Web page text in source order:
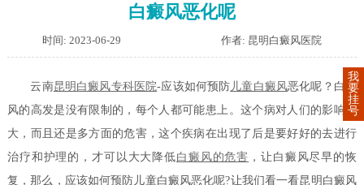
白癜风恶化呢
时间: 2023-06-29 作者: 昆明白癜风医院
云南昆明白癜风专科医院-应该如何预防儿童白癜风恶化呢？白癜
风的高发是没有限制的，每个人都可能患上。这个病对人们的影响很
大，而且还是多方面的危害，这个疾病在出现了后是要好好的去进行
治疗和护理的，才可以大大降低白癜风的危害 ，让白癜风尽早的恢
复，那么，应该如何预防儿童白癜风恶化呢?让我们看一看昆明白癜风
我
要
挂
号